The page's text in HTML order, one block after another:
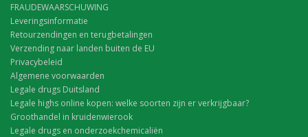
FRAUDEWAARSCHUWING
Leveringsinformatie
Retourzendingen en terugbetalingen
Verzending naar landen buiten de EU
Privacybeleid
Algemene voorwaarden
Legale drugs Duitsland
Legale highs online kopen: welke soorten zijn er verkrijgbaar?
Groothandel in kruidenwierook
Legale drugs en onderzoekchemicaliën